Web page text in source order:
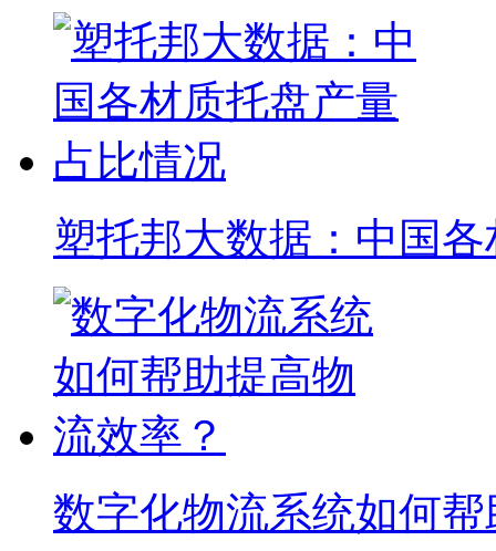
塑托邦大数据：中国
数字化物流系统如何